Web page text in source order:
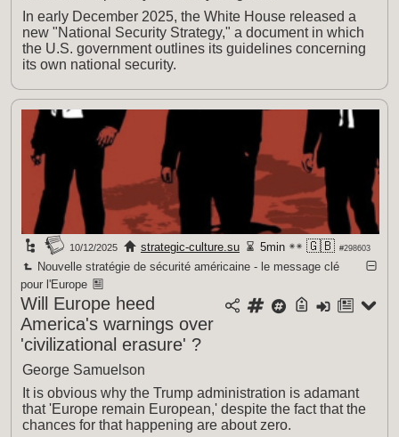
In early December 2025, the White House released a
new "National Security Strategy," a document in which
the U.S. government outlines its guidelines concerning
its own national security.
10/12/2025 strategic-culture.su 5min 🇬🇧 #298603
Nouvelle stratégie de sécurité américaine - le message clé
pour l'Europe
Will Europe heed
America's warnings over
'civilizational erasure' ?
George Samuelson
It is obvious why the Trump administration is adamant
that 'Europe remain European,' despite the fact that the
chances for that happening are about zero.